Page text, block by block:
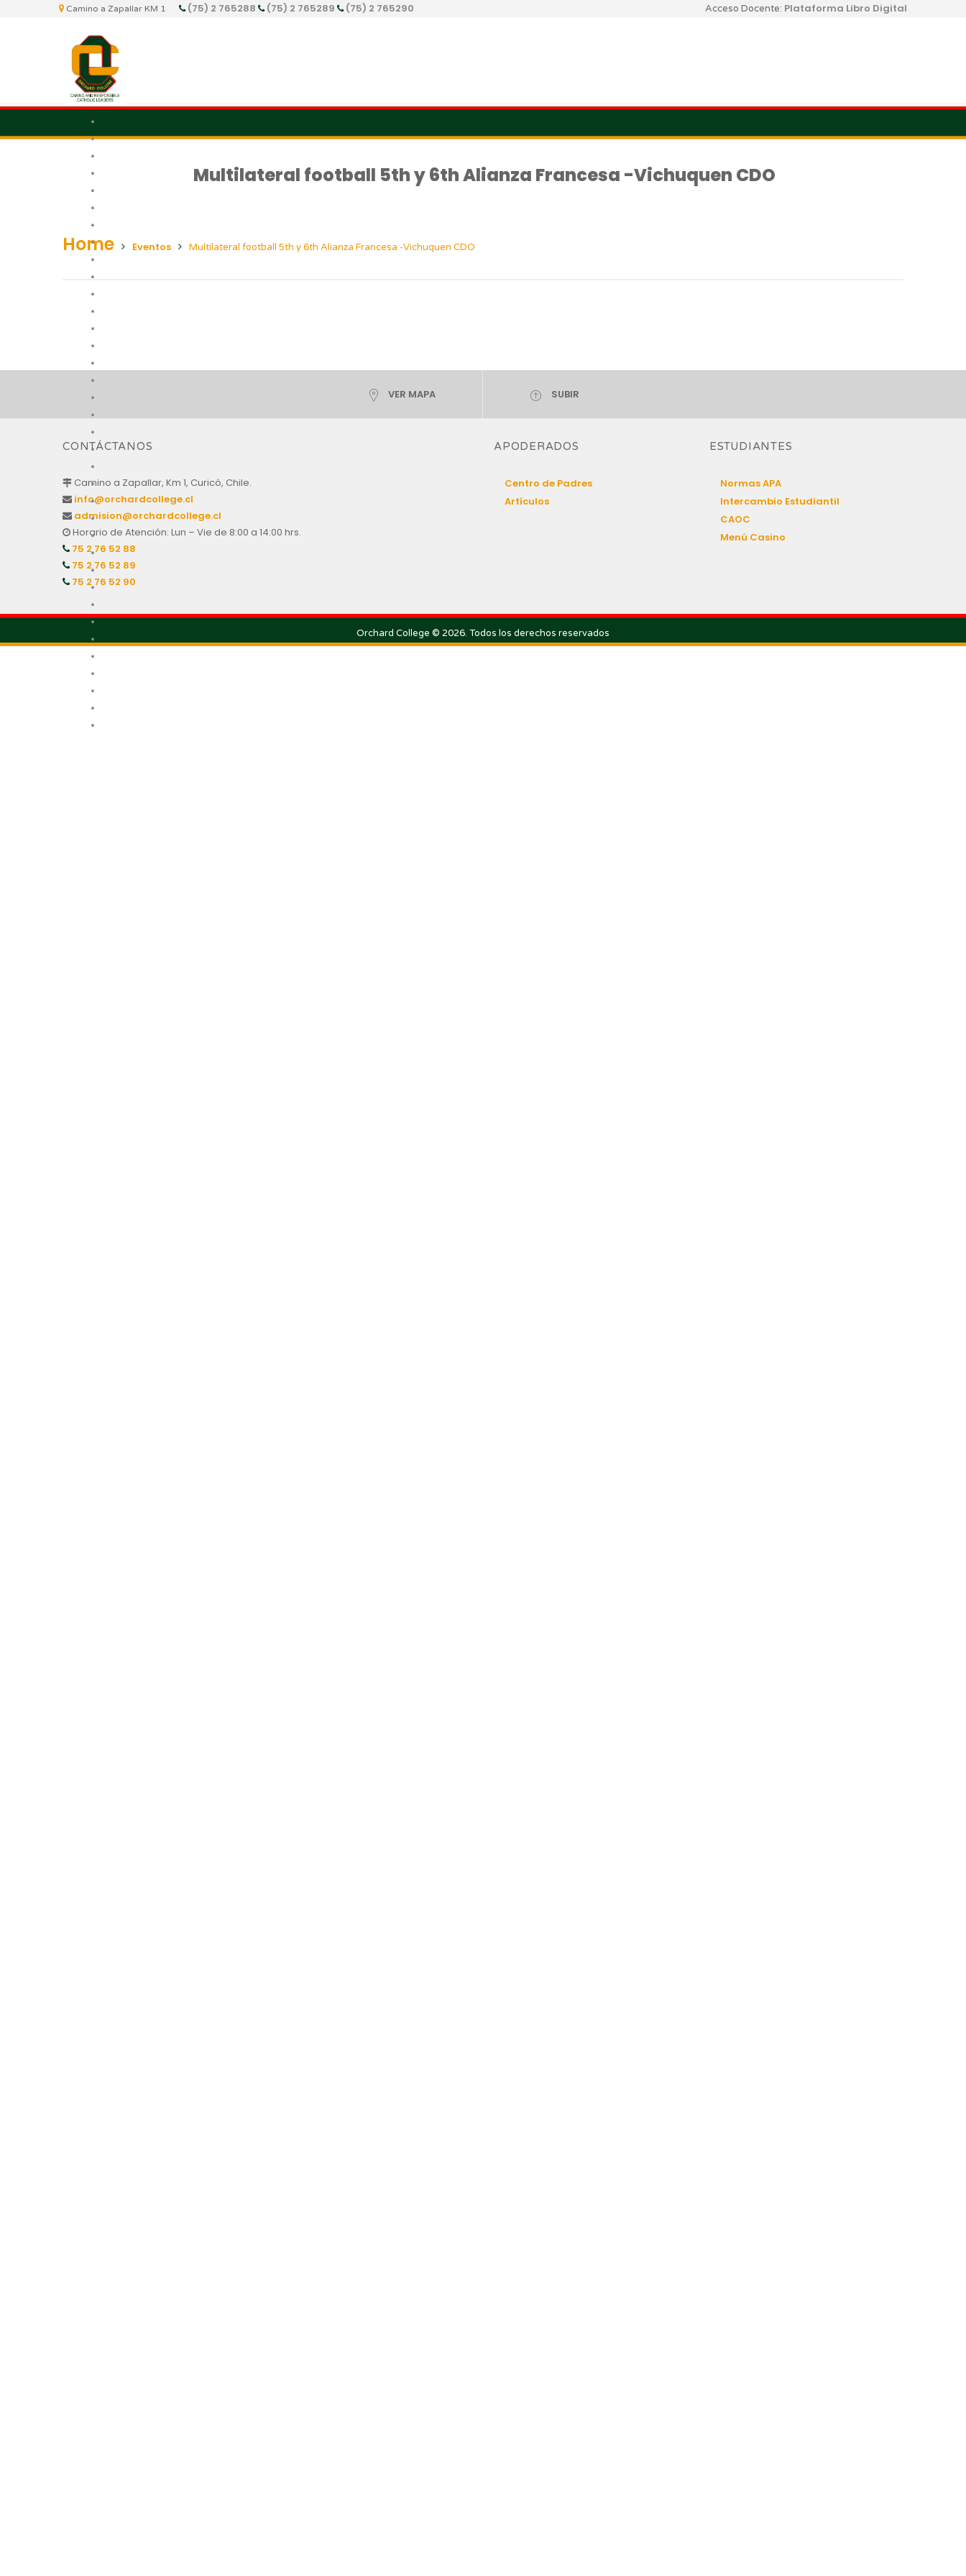
Camino a Zapallar KM 1 (75) 2 765288 (75) 2 765289 (75) 2 765290 Acceso Docente: Plataforma Libro Digital
Multilateral football 5th y 6th Alianza Francesa -Vichuquen CDO
Home Eventos Multilateral football 5th y 6th Alianza Francesa -Vichuquen CDO
VER MAPA SUBIR
CONTÁCTANOS
Camino a Zapallar, Km 1, Curicó, Chile.
info@orchardcollege.cl
admision@orchardcollege.cl
Horario de Atención: Lun – Vie de 8:00 a 14:00 hrs.
75 2 76 52 88
75 2 76 52 89
75 2 76 52 90
APODERADOS
Centro de Padres
Artículos
ESTUDIANTES
Normas APA
Intercambio Estudiantil
CAOC
Menú Casino
Orchard College © 2026. Todos los derechos reservados